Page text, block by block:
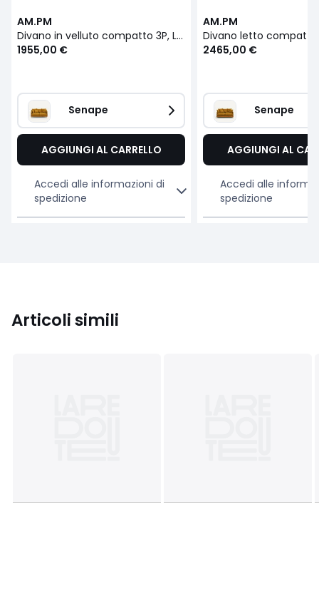
AM.PM
Divano in velluto compatto 3P, Lazare
1955,00 €
Senape
AGGIUNGI AL CARRELLO
Accedi alle informazioni di
spedizione
AM.PM
2465,00 €
Senape
AGGIUNGI AL
Accedi alle
spedizione
Articoli simili